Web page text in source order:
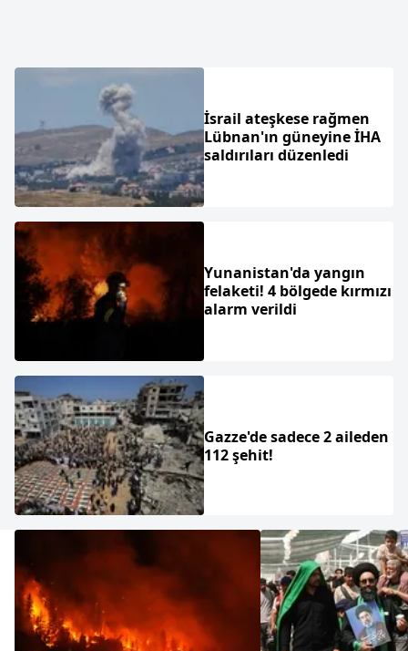
İsrail ateşkese rağmen
Lübnan'ın güneyine İHA
saldırıları düzenledi
Yunanistan'da yangın
felaketi! 4 bölgede kırmızı
alarm verildi
Gazze'de sadece 2 aileden
112 şehit!